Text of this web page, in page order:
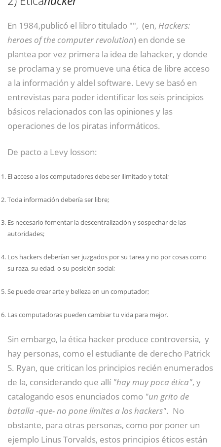
En 1984,publicó el libro titulado "", ​ (en, Hackers:
heroes of the computer revolution) en donde se
plantea por vez primera la idea de lahacker, y donde
se proclama y se promueve una ética de libre acceso
a la información y aldel software. Levy se basó en
entrevistas para poder identificar los seis principios
básicos relacionados con las opiniones y las
operaciones de los piratas informáticos.
De pacto a Levy losson:
El acceso a los computadores debe ser ilimitado y total;
Toda información debería ser libre;
Es necesario fomentar la descentralización y sospechar de las
autoridades;
Los hackers deberían ser juzgados por su tarea y no por cosas como
su raza, su edad, o su posición social;
Se puede crear arte y belleza en un computador;
Las computadoras pueden cambiar tu vida para mejor.
Sin embargo, la ética hacker produce controversia, ​ y
hay personas, como el estudiante de derecho Patrick
S. Ryan, que critican los principios recién enumerados
de la, considerando que allí "hay muy poca ética", y
catalogando esos enunciados como "un grito de
batalla -que- no pone límites a los hackers". ​ No
obstante, para otras personas, como por poner un
ejemplo Linus Torvalds, estos principios éticos están